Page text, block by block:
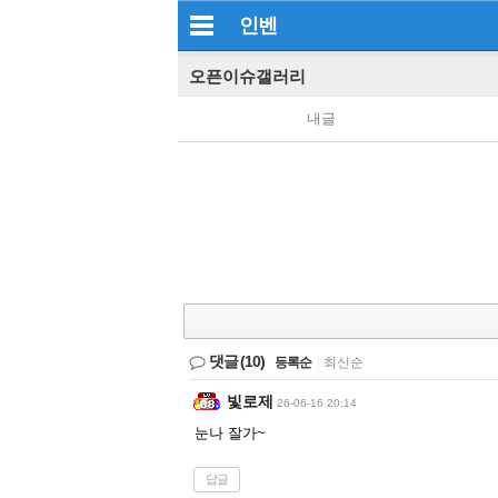
인벤
오픈이슈갤러리
내글
댓글(10) 등록순 최신순
빛로제 26-06-16 20:14
눈나 잘가~
답글